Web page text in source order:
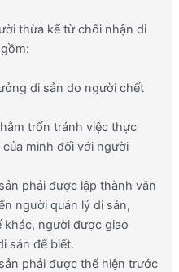
thừa kế từ chối nhận di
di sản do người chết
trốn tránh việc thực
mình đối với người
phải được lập thành văn
người quản lý di sản,
người được giao
sản để biết.
phải được thể hiện trước